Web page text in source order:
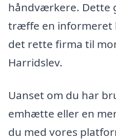
håndværkere. Dette
træffe en informeret
det rette firma til
Harridslev.
Uanset om du har
emhætte eller en
du med vores